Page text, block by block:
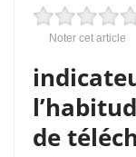
Noter cet article
de